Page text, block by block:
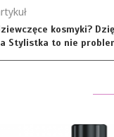
kosmyki?
Stylistka to nie